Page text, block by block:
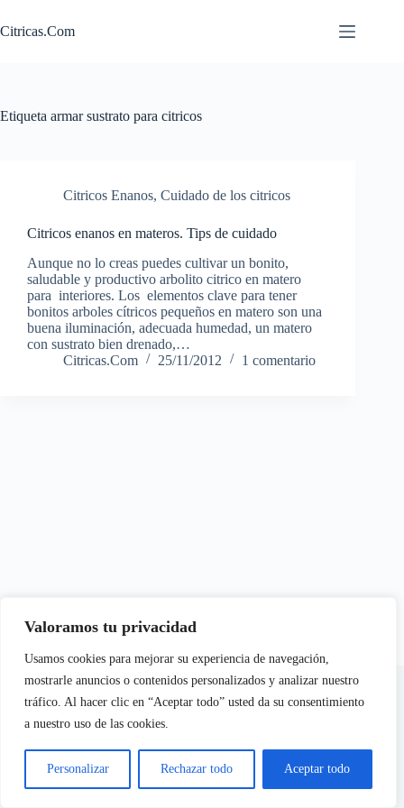
Valoramos tu privacidad
Usamos cookies para mejorar su experiencia de navegación,
mostrarle anuncios o contenidos personalizados y analizar nuestro
tráfico. Al hacer clic en “Aceptar todo” usted da su consentimiento
a nuestro uso de las cookies.
Personalizar Rechazar todo Aceptar todo
al
contenido
Citricas.Com
Etiqueta armar sustrato para citricos
Citricos Enanos, Cuidado de los citricos
Citricos enanos en materos. Tips de cuidado
Aunque no lo creas puedes cultivar un bonito,
saludable y productivo arbolito citrico en matero
para interiores. Los elementos clave para tener
bonitos arboles cítricos pequeños en matero son una
buena iluminación, adecuada humedad, un matero
con sustrato bien drenado,…
Citricas.Com
25/11/2012 1 comentario
En calidad de Afiliados de Amazon, obtenemos ingresos por
las compras adscritas que cumplen los requisitos aplicables
Aviso Legal
Política de Cookies